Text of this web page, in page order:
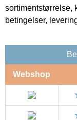
sortimentstørrelse,
betingelser,
Webshop